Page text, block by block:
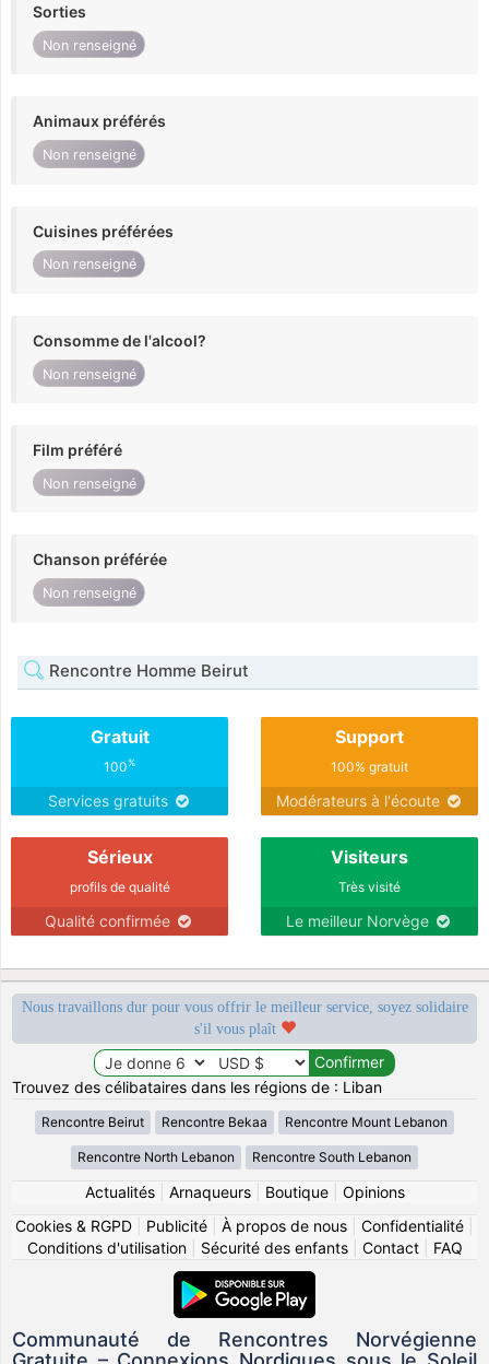
Sorties
Non renseigné
Animaux préférés
Non renseigné
Cuisines préférées
Non renseigné
Consomme de l'alcool?
Non renseigné
Film préféré
Non renseigné
Chanson préférée
Non renseigné
Rencontre Homme Beirut
Gratuit
100%
Services gratuits
Support
100% gratuit
Modérateurs à l'écoute
Sérieux
profils de qualité
Qualité confirmée
Visiteurs
Très visité
Le meilleur Norvège
Nous travaillons dur pour vous offrir le meilleur service, soyez solidaire
s'il vous plaît
Trouvez des célibataires dans les régions de : Liban
Rencontre Beirut Rencontre Bekaa Rencontre Mount Lebanon
Rencontre North Lebanon Rencontre South Lebanon
Actualités| Arnaqueurs| Boutique| Opinions
Cookies & RGPD
Publicité À propos de nous Confidentialité
Conditions d'utilisation| Sécurité des enfants| Contact| FAQ
Communauté de Rencontres Norvégienne